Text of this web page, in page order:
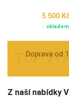
5 500
skladem
Doprava od
Z naší nabídky